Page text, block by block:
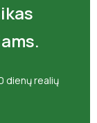
dienų realių